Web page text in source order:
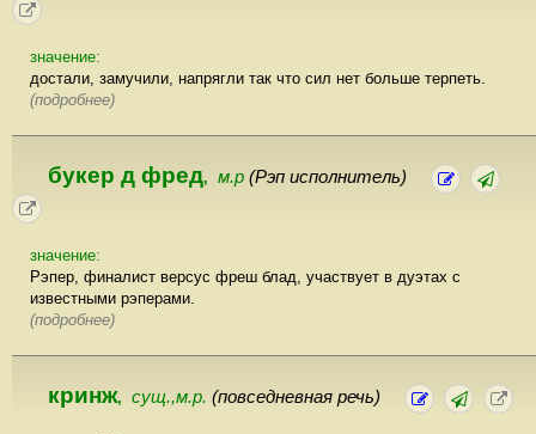
значение:
достали, замучили, напрягли так что сил нет больше терпеть.
(подробнее)
букер д фред, м.р (Рэп исполнитель)
значение:
Рэпер, финалист версус фреш блад, участвует в дуэтах с
известными рэперами.
(подробнее)
кринж, сущ.,м.р. (повседневная речь)